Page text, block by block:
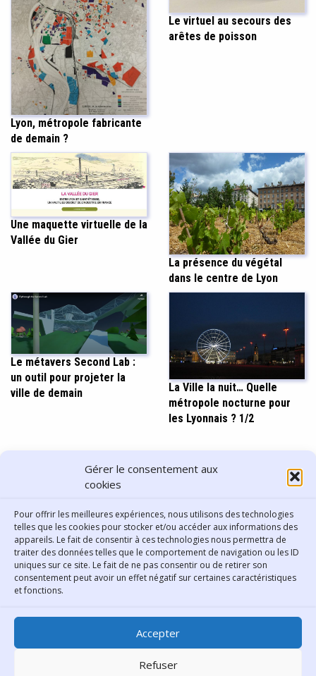
Gérer le consentement aux
cookies
Pour offrir les meilleures expériences, nous utilisons des technologies
telles que les cookies pour stocker et/ou accéder aux informations des
appareils. Le fait de consentir à ces technologies nous permettra de
traiter des données telles que le comportement de navigation ou les ID
uniques sur ce site. Le fait de ne pas consentir ou de retirer son
consentement peut avoir un effet négatif sur certaines caractéristiques
et fonctions.
Accepter
Refuser
Lyon, métropole fabricante
de demain ?
Le virtuel au secours des
arêtes de poisson
Une maquette virtuelle de la
Vallée du Gier
La présence du végétal
dans le centre de Lyon
Le métavers Second Lab :
un outil pour projeter la
ville de demain
La Ville la nuit… Quelle
métropole nocturne pour
les Lyonnais ? 1/2
PARTAGER CET ARTICLE
Bibliothèque municipale de
Lyon
30 Boulevard Vivier-Merle